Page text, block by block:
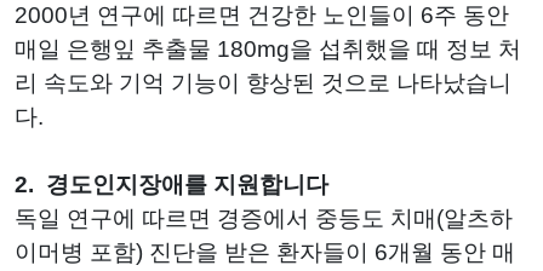
2000년 연구에 따르면 건강한 노인들이 6주 동안
매일 은행잎 추출물 180mg을 섭취했을 때 정보 처
리 속도와 기억 기능이 향상된 것으로 나타났습니
다.
2. 경도인지장애를 지원합니다
독일 연구에 따르면 경증에서 중등도 치매(알츠하
이머병 포함) 진단을 받은 환자들이 6개월 동안 매